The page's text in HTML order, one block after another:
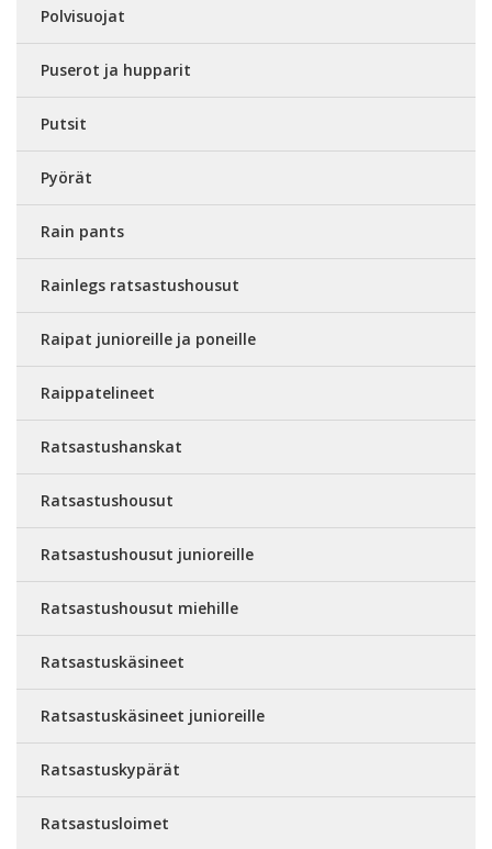
Polvisuojat
Puserot ja hupparit
Putsit
Pyörät
Rain pants
Rainlegs ratsastushousut
Raipat junioreille ja poneille
Raippatelineet
Ratsastushanskat
Ratsastushousut
Ratsastushousut junioreille
Ratsastushousut miehille
Ratsastuskäsineet
Ratsastuskäsineet junioreille
Ratsastuskypärät
Ratsastusloimet